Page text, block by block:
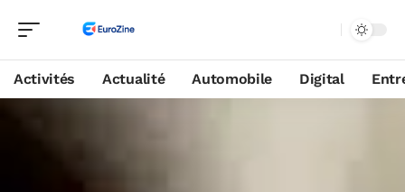
Activités Actualité Automobile Digital